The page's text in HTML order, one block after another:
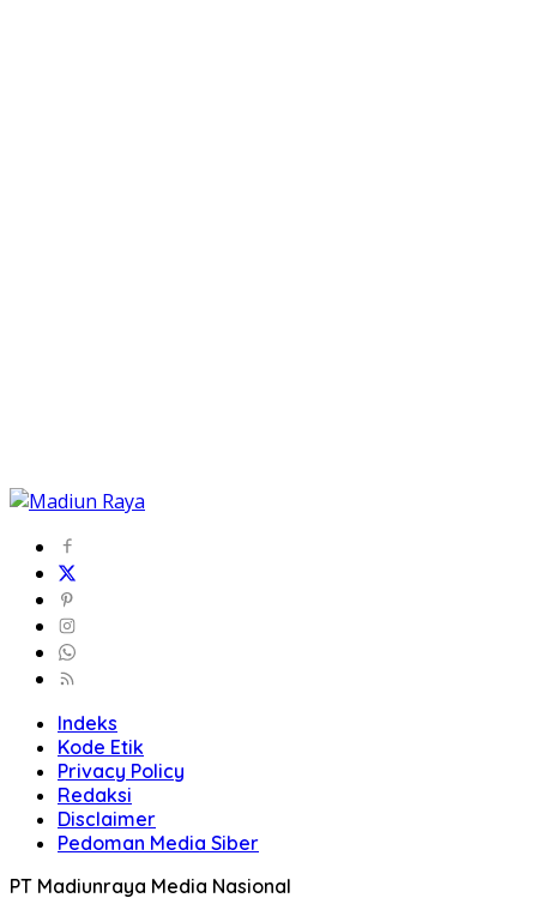
Indeks
Kode Etik
Privacy Policy
Redaksi
Disclaimer
Pedoman Media Siber
PT Madiunraya Media Nasional